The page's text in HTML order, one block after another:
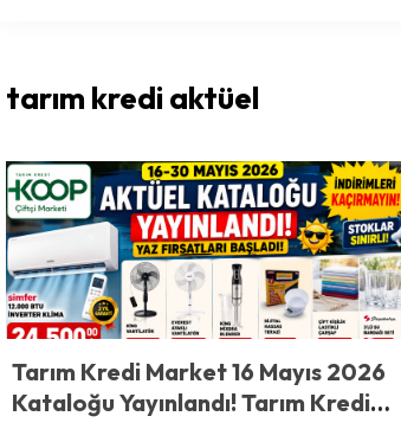
tarım kredi aktüel
Tarım Kredi Market 16 Mayıs 2026
Kataloğu Yayınlandı! Tarım Kredi